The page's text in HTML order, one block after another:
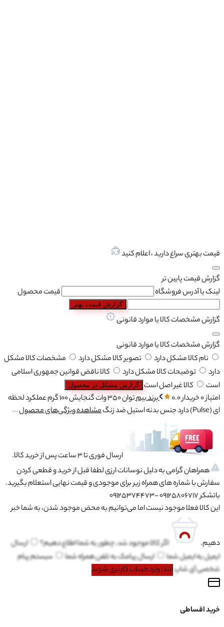
قیمت بهتری سراغ دارید ، اعلام کنید
گزارش قیمت پایین تر
لینک یا آدرس فروشگاه
قیمت محصول
گزارش قیمت بهتر
گزارش مشخصات کالا یا موارد قانونی
گزارش مشخصات کالا یا موارد قانونی
نام کالا مشکل دارد
تصویر کالا مشکل دارد
مشخصات کالا مشکل
دارد
توضیحات کالا مشکل دارد
کالا ناقض قوانین جمهوری اسلامی
است
کالا غیر اصل است گزارش مشکل در محصول
امتیاز 0 خریدار 0.0 برندبیمتوان350 وات گنجایش100 گرم
عملکرد لحظه
ای (Pulse)
داردجنس بدنهاستیل ضد زنگمشاهده ویژگی‌های محصول
ارسال فوری تا 3 ساعت پس از خرید کالا.
همراهان گرامی به دلیل نوسانات ارزی لطفا قبل از خرید و قطعی کردن
سفارش با شماره های همراه زیر برای موجودی و قیمت نهایی استعلام بگیرید.
باتشکر 09125806717 -09125374473
این کالا فعلا موجود نیست اما می‌توانیم به محض موجود شدن، به شما خبر
دهیم. اگر کالا موجود شد، چطور به شما اطلاع دهیم؟
ارسال
ایمیل بهایمیل شما ارسال پیامک بهتلفن همراه شما
سیستم پیام
شخصی آی شاپابتدا وارد حساب کاربری شوید
خرید اقساطی